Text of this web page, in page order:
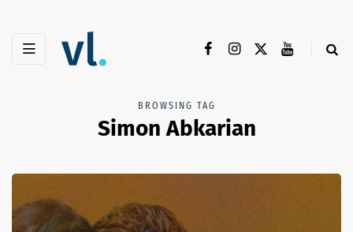
BROWSING TAG
Simon Abkarian